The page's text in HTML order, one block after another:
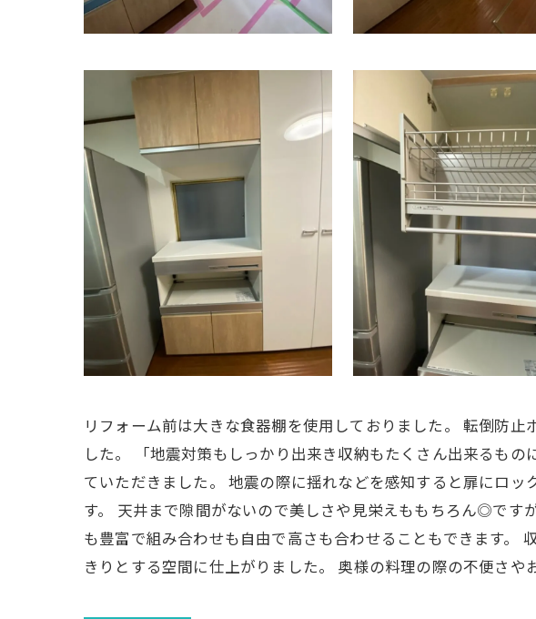
リフォーム前は大きな食器棚を使用しておりました。 転倒防
した。 「地震対策もしっかり出来き収納もたくさん出来るも
ていただきました。 地震の際に揺れなどを感知すると扉にロ
す。 天井まで隙間がないので美しさや見栄えももちろん◎です
も豊富で組み合わせも自由で高さも合わせることもできます。
きりとする空間に仕上がりました。 奥様の料理の際の不便さや